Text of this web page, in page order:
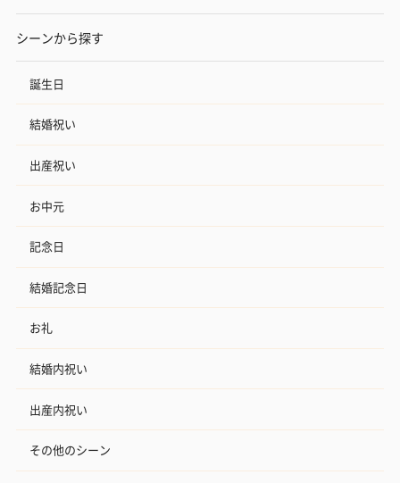
シーンから探す
誕生日
結婚祝い
出産祝い
お中元
記念日
結婚記念日
お礼
結婚内祝い
出産内祝い
その他のシーン